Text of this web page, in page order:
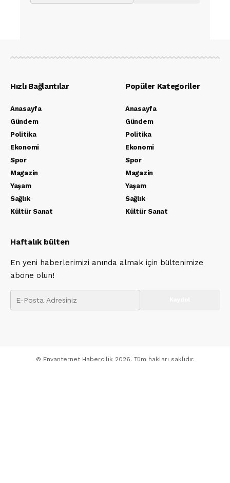
Hızlı Bağlantılar
Anasayfa
Gündem
Politika
Ekonomi
Spor
Magazin
Yaşam
Sağlık
Kültür Sanat
Popüler Kategoriler
Anasayfa
Gündem
Politika
Ekonomi
Spor
Magazin
Yaşam
Sağlık
Kültür Sanat
Haftalık bülten
En yeni haberlerimizi anında almak için bültenimize
abone olun!
© Envanternet Habercilik 2026. Tüm hakları saklıdır.